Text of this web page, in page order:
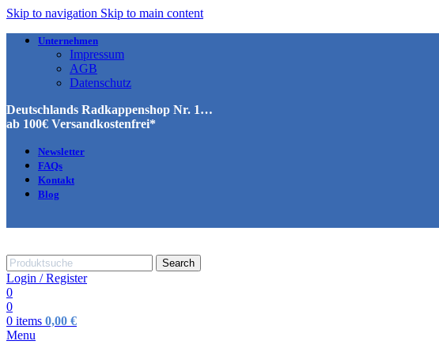
Skip to navigation Skip to main content
Unternehmen
Impressum
AGB
Datenschutz
Deutschlands Radkappenshop Nr. 1…
ab 100€ Versandkostenfrei*
Newsletter
FAQs
Kontakt
Blog
Search
Login / Register
0
0
0 items 0,00 €
Menu